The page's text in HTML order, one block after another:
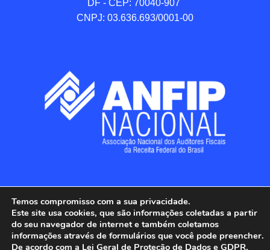
DF - CEP: 70040-907
CNPJ: 03.636.693/0001-00
ANFIP - Associação Nacional dos Auditores
Fiscais da Receita Federal do Brasil.
Temos compromisso com a sua privacidade.
Este site usa cookies, que são informações coletadas a partir
do seu navegador de internet e também coletamos
informações através de formulários que você pode preencher.
De acordo com a Lei Geral de Proteção de Dados e GDPR,